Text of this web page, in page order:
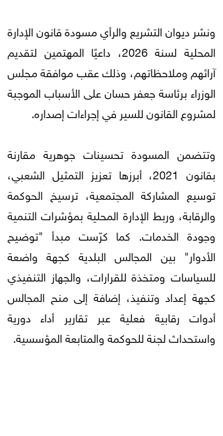
ونشر ديوان التشريع والرأي مسودة قانون الإدارة
المحلية لسنة 2026، داعيًا المهتمين لتقديم
آرائهم وملاحظاتهم، وذلك عقب موافقة مجلس
الوزراء برئاسة جعفر حسان على الأسباب الموجبة
لمشروع القانون للسير في إجراءات إصداره.
وتتضمن المسودة تحسينات جوهرية مقارنة
بقانون 2021، أبرزها تعزيز التمثيل الشعبي،
توسيع المشاركة المجتمعية، ترسيخ الحوكمة
والرقابة، وربط الإدارة المحلية بمؤشرات التنمية
وجودة الخدمات. كما كرّست مبدأ "توضيح
الأدوار" بين المجالس البلدية كجهة واضعة
للسياسات ومتخذة للقرارات، والجهاز التنفيذي
كجهة إعداد وتنفيذ، إضافة إلى منح المجالس
أدوات رقابية فعلية عبر تقارير أداء دورية
واستحداث لجنة للحوكمة والمتابعة المؤسسية.